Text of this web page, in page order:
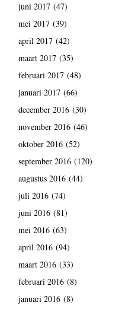
juni 2017(47)
mei 2017(39)
april 2017(42)
maart 2017(35)
februari 2017(48)
januari 2017(66)
december 2016(30)
november 2016(46)
oktober 2016(52)
september 2016(120)
augustus 2016(44)
juli 2016(74)
juni 2016(81)
mei 2016(63)
april 2016(94)
maart 2016(33)
februari 2016(8)
januari 2016(8)